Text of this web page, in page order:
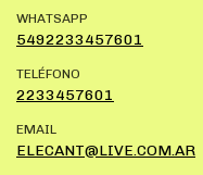
WHATSAPP
5492233457601
TELÉFONO
2233457601
EMAIL
ELECANT@LIVE.COM.AR